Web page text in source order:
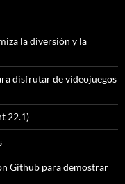
la diversión y la
disfrutar de videojuegos
22.1)
Github para demostrar